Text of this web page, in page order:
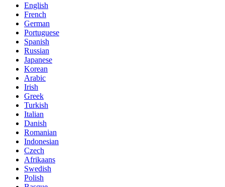
English
French
German
Portuguese
Spanish
Russian
Japanese
Korean
Arabic
Irish
Greek
Turkish
Italian
Danish
Romanian
Indonesian
Czech
Afrikaans
Swedish
Polish